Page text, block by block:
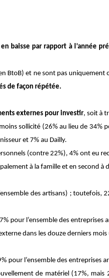
baisse par rapport à l’année
BtoB) et ne sont pas uniquement
de façon répétée.
externes pour investir, soit à
sollicité (26% au lieu de
et 7% au Dailly.
(contre 22%), 4% ont eu
à la famille et en second à
des artisans) ; toutefois,
pour l’ensemble des entreprises
dans les douze derniers
pour l’ensemble des entreprises
de matériel (17%,